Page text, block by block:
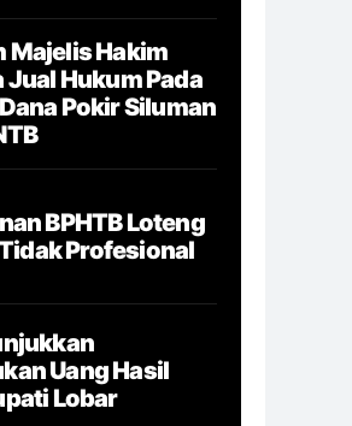
Majelis Hakim
Jual Hukum Pada
Pokir Siluman
BPHTB Loteng
Profesional
Uang Hasil
Lobar